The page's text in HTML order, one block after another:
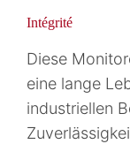
Intégrité
Diese
eine lange
industriellen